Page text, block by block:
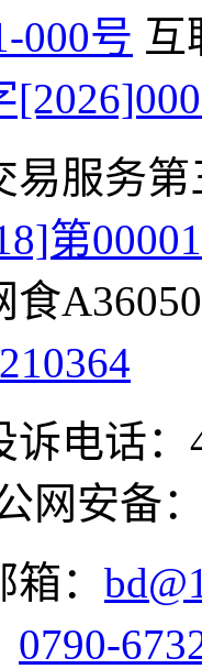
000号 互
易服务
第
诉电话：
网安备
：
0790-